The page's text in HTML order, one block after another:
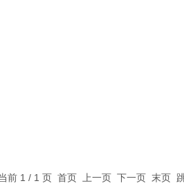
前 1 / 1 页 首页 上一页 下一页 末页